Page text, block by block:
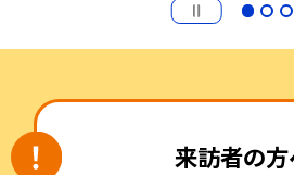
来訪者の